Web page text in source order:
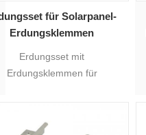
für Solarpanel-
Erdungsklemmen
Erdungsset mit
Erdungsklemmen für